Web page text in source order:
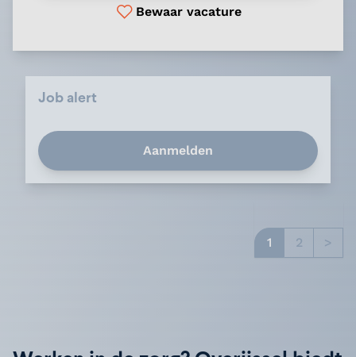
Job alert
Aanmelden
Bewaar vacature
1 2 >